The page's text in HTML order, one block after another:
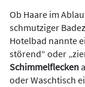
Ob Haare im
schmutziger
Hotelbad nannte
störend“ oder
Schimmelflecken
oder Waschtisch